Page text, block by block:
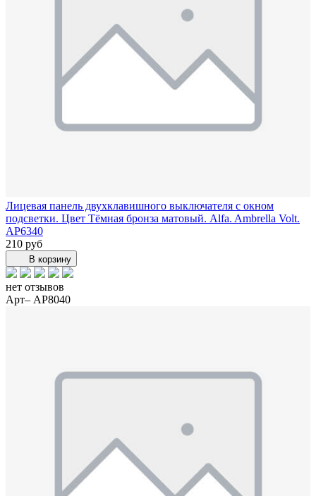
Лицевая панель двухклавишного выключателя с окном
подсветки. Цвет Тёмная бронза матовый. Alfa. Ambrella Volt.
AP6340
210 руб
В корзину
нет отзывов
Арт– AP8040